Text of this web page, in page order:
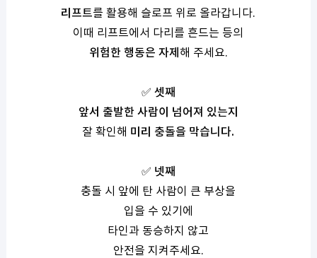
리프트를 활용해 슬로프 위로 올라갑니다.
이때 리프트에서 다리를 흔드는 등의
위험한 행동은 자제 해 주세요.
✅ 셋째
앞서 출발한 사람이 넘어져 있는지
잘 확인해 미리 충돌을 막습니다.
✅ 넷째
충돌 시 앞에 탄 사람이 큰 부상을
입을 수 있기에
타인과 동승하지 않고
안전을 지켜주세요.